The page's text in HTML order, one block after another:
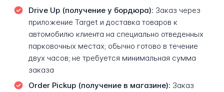
Drive Up (получение у бордюра): Заказ через
приложение Target и доставка товаров к
автомобилю клиента на специально отведенных
парковочных местах; обычно готово в течение
двух часов; не требуется минимальная сумма
заказа
Order Pickup (получение в магазине): Заказ